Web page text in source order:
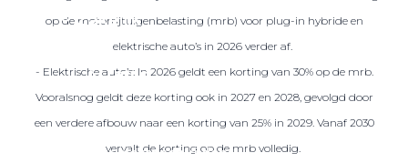
Zakelijk
Terug
Over elektrisch rijden
op de motorrijtuigenbelasting (mrb) voor plug-in hybride en
elektrische auto’s in 2026 verder af.
- Elektrische auto’s: In 2026 geldt een korting van 30% op de mrb.
Vooralsnog geldt deze korting ook in 2027 en 2028, gevolgd door
een verdere afbouw naar een korting van 25% in 2029. Vanaf 2030
vervalt de korting op de mrb volledig.